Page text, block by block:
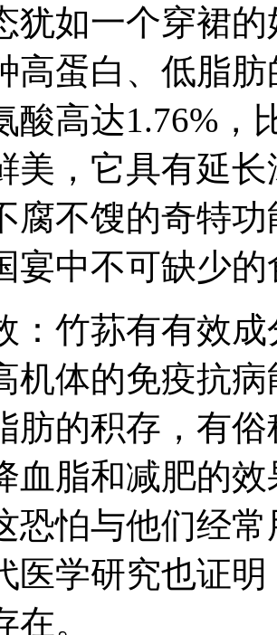
犹如一个穿裙
高蛋白、低脂
酸高达1.76%，
美，它具有延
腐不馊的奇特
宴中不可缺少的
竹荪有有效成
机体的免疫抗
肪的积存，有
血脂和减肥的
恐怕与他们经
医学研究也证
。